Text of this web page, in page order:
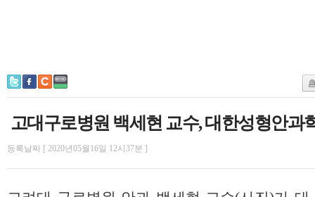
고대구로병원 백세현 교수, 대한성형안과
등록날짜 [ 2020년05월16일 12시37분 ]